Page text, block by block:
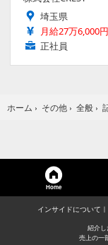
埼玉県
月給27万6,000
正社員
ホーム › その他 › 全般 ›
Home
インサイドについて
紹介し
売上の一